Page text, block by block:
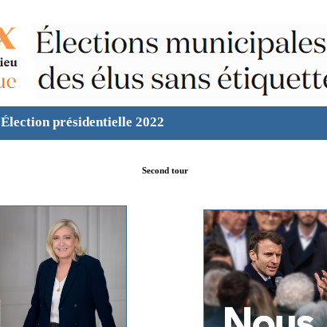
Élection présidentielle 2022
Second tour